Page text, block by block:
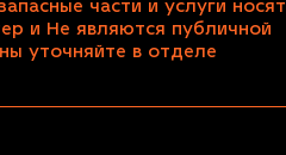
части и услуги носят
и Не являются публичной
уточняйте в отделе